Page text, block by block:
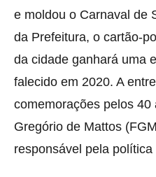
e moldou o Carnaval de
da Prefeitura, o cartão-
da cidade ganhará uma
falecido em 2020. A
comemorações pelos 40
Gregório de Mattos
responsável pela